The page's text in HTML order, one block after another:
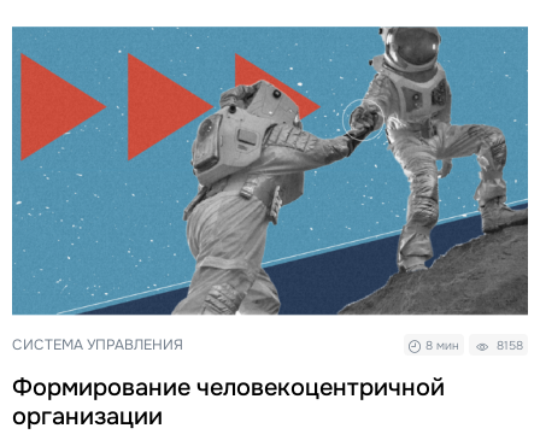
СИСТЕМА УПРАВЛЕНИЯ 8 мин 8158
Формирование человекоцентричной
организации